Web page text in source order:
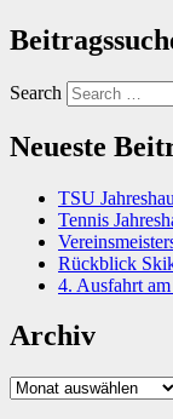
Search
Neueste
TSU
Tennis
Rückblick
4. Ausfahrt
Archiv
Archiv